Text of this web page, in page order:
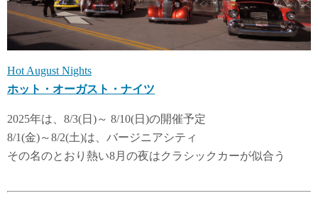
Hot August Nights
ホット・オーガスト・ナイツ
2025年は、8/3(日)～ 8/10(日)の開催予定
8/1(金)～8/2(土)は、バージニアシティ
その名のとおり熱い8月の夜はクラシックカーが似合う